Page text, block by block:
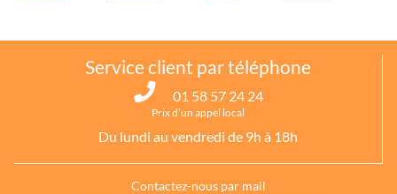
Service client par téléphone
01 58 57 24 24
Prix d’un appel local
Du lundi au vendredi de 9h à 18h
Contactez-nous par mail